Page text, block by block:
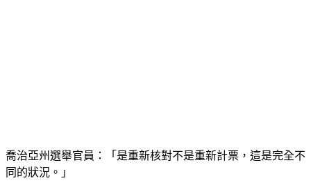
喬治亞州選舉官員：「是重新核對不是重新計票，這是完全不